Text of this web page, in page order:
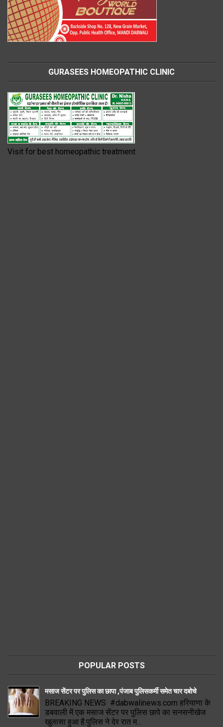
GURASEES HOMEOPATHIC CLINIC
Visit for best homeopathic treatment
POPULAR POSTS
मसाज सेंटर पर पुलिस का छापा ,पंजाब पुलिसकर्मी समेत चार दबोचे
BREAKING NEWS #dabwalinews.com हरियाणा के
डबवाली में एक मसाज सेंटर पर पुलिस छापे का सनसनीखेज
खुलासा हुआ है.पुलिस ने देर रात म...